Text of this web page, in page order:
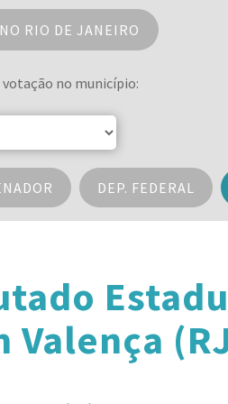
RIO DE JANEIRO
votação no município:
DEP. FEDERAL
Valença